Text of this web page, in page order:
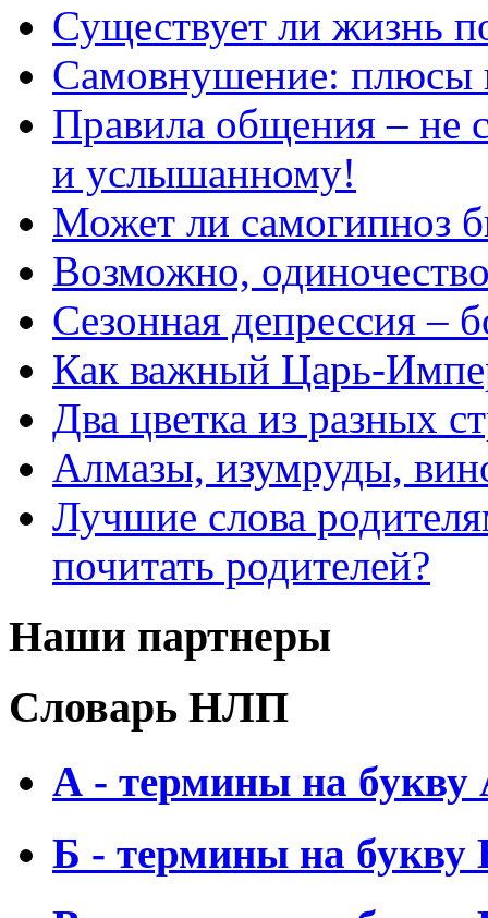
Существует ли жизнь
Самовнушение: плюсы
Правила общения – не
и услышанному!
Может ли самогипноз
Возможно,
Сезонная депрессия –
Как важный Царь-
Два цветка из разных
Алмазы, изумруды,
Лучшие слова
почитать родителей?
Наши партнеры
Словарь НЛП
А - термины на букву
Б - термины на букву